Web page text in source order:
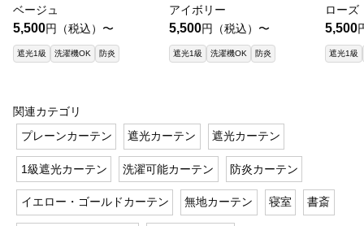
ベージュ
5,500円（税込）〜
遮光1級 洗濯機OK 防炎
アイボリー
5,500円（税込）〜
遮光1級 洗濯機OK 防炎
ローズ
5,500
遮光1級
関連カテゴリ
プレーンカーテン
遮光カーテン 遮光カーテン
1級遮光カーテン 洗濯可能カーテン 防炎カーテン
イエロー・ゴールドカーテン 無地カーテン 寝室 書斎